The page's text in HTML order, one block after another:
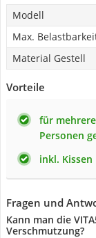
Modell
Max.
Material Gestell
Vorteile
für mehrere
Personen
inkl. Kissen
Fragen und
Kann man die
Verschmutzung?